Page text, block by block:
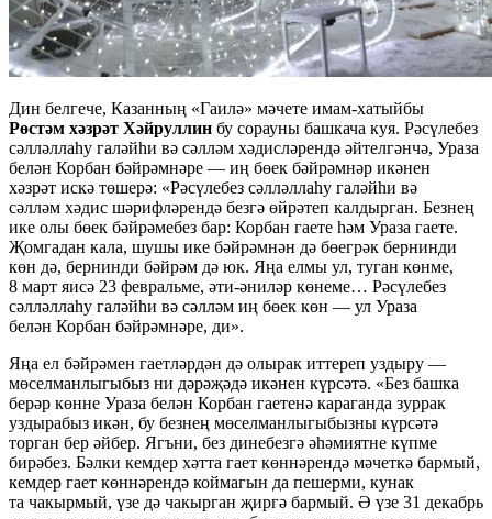
Дин белгече, Казанның «Гаилә» мәчете имам-хатыйбы
Рөстәм хәзрәт Хәйруллин бу сорауны башкача куя. Рәсүлебез
сәлләллаһу галәйһи вә сәлләм хәдисләрендә әйтелгәнчә, Ураза
белән Корбан бәйрәмнәре — иң бөек бәйрәмнәр икәнен
хәзрәт искә төшерә: «Рәсүлебез сәлләллаһу галәйһи вә
сәлләм хәдис шәрифләрендә безгә өйрәтеп калдырган. Безнең
ике олы бөек бәйрәмебез бар: Корбан гаете һәм Ураза гаете.
Җомгадан кала, шушы ике бәйрәмнән дә бөегрәк бернинди
көн дә, бернинди бәйрәм дә юк. Яңа елмы ул, туган көнме,
8 март яисә 23 февральме, әти-әниләр көнеме… Рәсүлебез
сәлләллаһу галәйһи вә сәлләм иң бөек көн — ул Ураза
белән Корбан бәйрәмнәре, ди».
Яңа ел бәйрәмен гаетләрдән дә олырак иттереп уздыру —
мөселманлыгыбыз ни дәрәҗәдә икәнен күрсәтә. «Без башка
берәр көнне Ураза белән Корбан гаетенә караганда зуррак
уздырабыз икән, бу безнең мөселманлыгыбызны күрсәтә
торган бер әйбер. Ягъни, без динебезгә әһәмиятне күпме
бирәбез. Бәлки кемдер хәтта гает көннәрендә мәчеткә бармый,
кемдер гает көннәрендә коймагын да пешерми, кунак
та чакырмый, үзе дә чакырган җиргә бармый. Ә үзе 31 декабрь